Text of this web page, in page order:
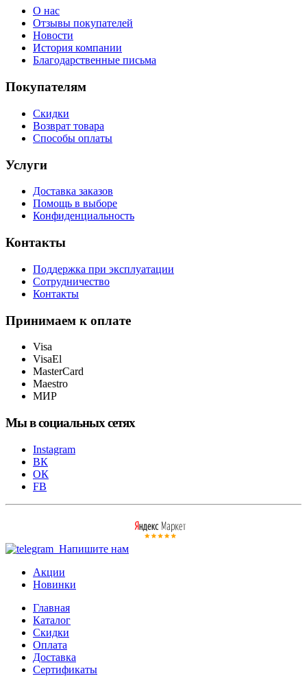
О нас
Отзывы покупателей
Новости
История компании
Благодарственные письма
Покупателям
Скидки
Возврат товара
Способы оплаты
Услуги
Доставка заказов
Помощь в выборе
Конфиденциальность
Контакты
Поддержка при эксплуатации
Сотрудничество
Контакты
Принимаем к оплате
Visa
VisaEl
MasterCard
Maestro
МИР
Мы в социальных сетях
Instagram
ВК
ОК
FB
Напишите нам
Акции
Новинки
Главная
Каталог
Скидки
Оплата
Доставка
Сертификаты